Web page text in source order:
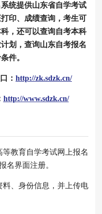
统提供山东省自学考试
印、成绩查询，考生可
，还可以查询自考本科
划，查询山东自考报名
件。
： http://zk.sdzk.cn/
http://www.sdzk.cn/
教育自学考试网上报名
名界面注册。
料、身份信息，并上传电